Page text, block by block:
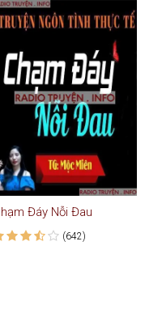
Đáy Nỗi Đau
(642)